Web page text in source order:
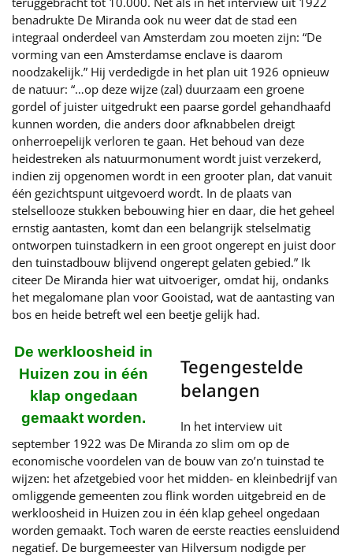
benadrukte De Miranda ook nu weer dat de stad een
integraal onderdeel van Amsterdam zou moeten zijn: “De
vorming van een Amsterdamse enclave is daarom
noodzakelijk.” Hij verdedigde in het plan uit 1926 opnieuw
de natuur: “…op deze wijze (zal) duurzaam een groene
gordel of juister uitgedrukt een paarse gordel gehandhaafd
kunnen worden, die anders door afknabbelen dreigt
onherroepelijk verloren te gaan. Het behoud van deze
heidestreken als natuurmonument wordt juist verzekerd,
indien zij opgenomen wordt in een grooter plan, dat vanuit
één gezichtspunt uitgevoerd wordt. In de plaats van
stelsellooze stukken bebouwing hier en daar, die het geheel
ernstig aantasten, komt dan een belangrijk stelselmatig
ontworpen tuinstadkern in een groot ongerept en juist door
den tuinstadbouw blijvend ongerept gelaten gebied.” Ik
citeer De Miranda hier wat uitvoeriger, omdat hij, ondanks
het megalomane plan voor Gooistad, wat de aantasting van
bos en heide betreft wel een beetje gelijk had.
De werkloosheid in
Huizen zou in één
klap ongedaan
gemaakt worden.
Tegengestelde
belangen
In het interview uit
september 1922 was De Miranda zo slim om op de
economische voordelen van de bouw van zo’n tuinstad te
wijzen: het afzetgebied voor het midden- en kleinbedrijf van
omliggende gemeenten zou flink worden uitgebreid en de
werkloosheid in Huizen zou in één klap geheel ongedaan
worden gemaakt. Toch waren de eerste reacties eensluidend
negatief. De burgemeester van Hilversum nodigde per